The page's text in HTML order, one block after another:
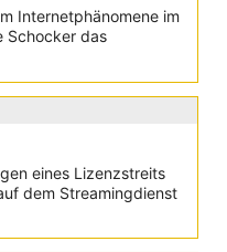
Internetphänomene im
Schocker das
eines Lizenzstreits
dem Streamingdienst